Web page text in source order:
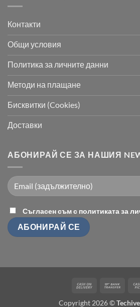
Контакти
Общи условия
Политика за личните данни
Методи на плащане
Бисквитки (Cookies)
Доставки
АБОНИРАЙ СЕ ЗА НАШИЯ
Съгласен съм с политиката за
Cash
Bank
Copyright 2026 ©